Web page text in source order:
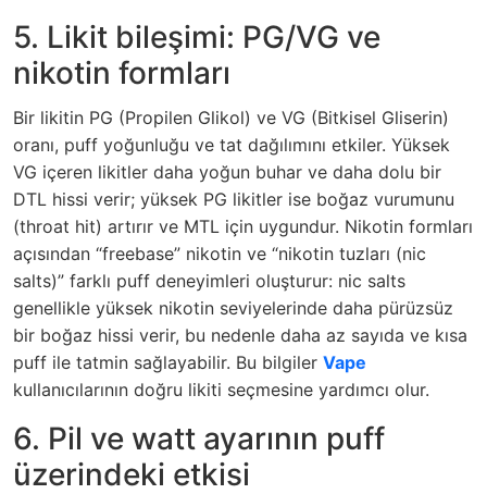
5. Likit bileşimi: PG/VG ve
nikotin formları
Bir likitin PG (Propilen Glikol) ve VG (Bitkisel Gliserin)
oranı, puff yoğunluğu ve tat dağılımını etkiler. Yüksek
VG içeren likitler daha yoğun buhar ve daha dolu bir
DTL hissi verir; yüksek PG likitler ise boğaz vurumunu
(throat hit) artırır ve MTL için uygundur. Nikotin formları
açısından “freebase” nikotin ve “nikotin tuzları (nic
salts)” farklı puff deneyimleri oluşturur: nic salts
genellikle yüksek nikotin seviyelerinde daha pürüzsüz
bir boğaz hissi verir, bu nedenle daha az sayıda ve kısa
puff ile tatmin sağlayabilir. Bu bilgiler Vape
kullanıcılarının doğru likiti seçmesine yardımcı olur.
6. Pil ve watt ayarının puff
üzerindeki etkisi